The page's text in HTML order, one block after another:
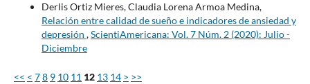
Derlis Ortiz Mieres, Claudia Lorena Armoa Medina,
Relación entre calidad de sueño e indicadores de ansiedad y
depresión ,ScientiAmericana: Vol. 7 Núm. 2 (2020): Julio -
Diciembre
<< < 78 9 10 11 12 13 14 > >>